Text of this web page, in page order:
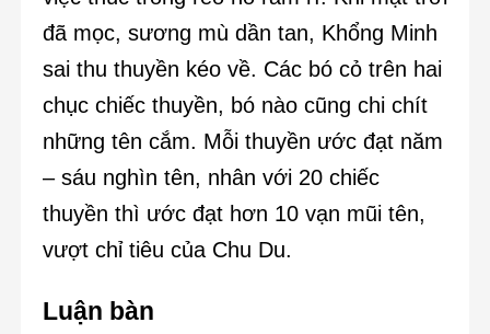
đã mọc, sương mù dần tan, Khổng Minh
sai thu thuyền kéo về. Các bó cỏ trên hai
chục chiếc thuyền, bó nào cũng chi chít
những tên cắm. Mỗi thuyền ước đạt năm
– sáu nghìn tên, nhân với 20 chiếc
thuyền thì ước đạt hơn 10 vạn mũi tên,
vượt chỉ tiêu của Chu Du.
Luận bàn